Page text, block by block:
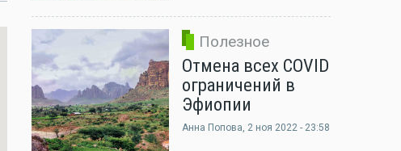
Полезное
Отмена всех COVID
ограничений в
Эфиопии
Анна Попова, 2 ноя 2022 - 23:58